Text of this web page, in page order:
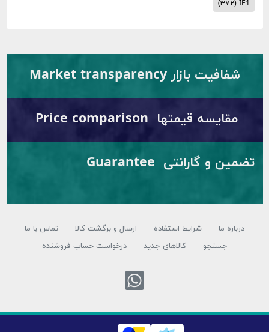
(۳۷۲)
شفافیت بازار Market transparency
مقایسه قیمتها Price comparison
تضمین و گارانتی Guarantee
درباره ما شرایط استفاده ارسال و برگشت کالا
تماس با ما
جستجو
کالاهای جدید درخواست حساب فروشنده
تماس با واتس